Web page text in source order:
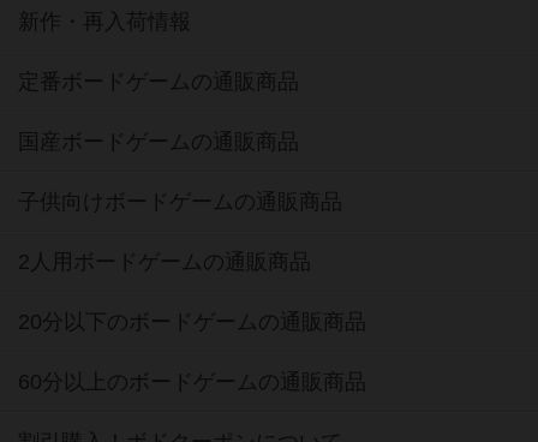
新作・再入荷情報
定番ボードゲームの通販商品
国産ボードゲームの通販商品
子供向けボードゲームの通販商品
2人用ボードゲームの通販商品
20分以下のボードゲームの通販商品
60分以上のボードゲームの通販商品